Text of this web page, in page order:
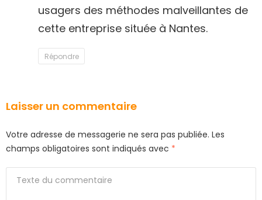
usagers des méthodes malveillantes de
cette entreprise située à Nantes.
Répondre
Laisser un commentaire
Votre adresse de messagerie ne sera pas publiée. Les
champs obligatoires sont indiqués avec *